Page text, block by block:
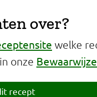
over?
welke
onze
recept